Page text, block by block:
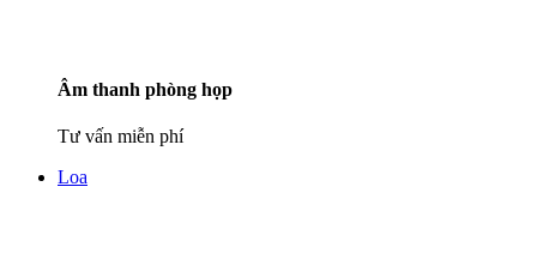
Âm thanh phòng họp
Tư vấn miễn phí
Loa